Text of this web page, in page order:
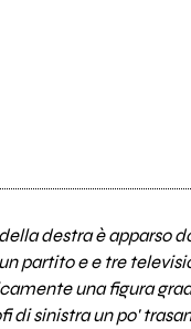
destra è apparso
partito e e tre
una figura
di sinistra un po'